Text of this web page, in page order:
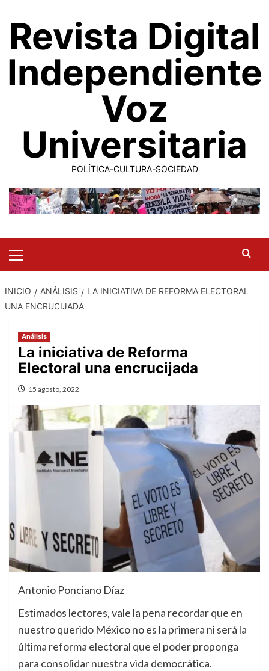
contenido
Revista Digital
Independiente
Voz
Universitaria
POLÍTICA-CULTURA-SOCIEDAD
Menu
INICIO ANÁLISIS
LA INICIATIVA DE REFORMA ELECTORAL
UNA ENCRUCIJADA
Análisis
La iniciativa de Reforma
Electoral una encrucijada
15 agosto, 2022
Antonio Ponciano Díaz
Estimados lectores, vale la pena recordar que en
nuestro querido México no es la primera ni será la
última reforma electoral que el poder proponga
para consolidar nuestra vida democrática.